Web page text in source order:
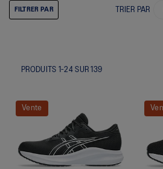
PRODUITS 1-24SUR 139
TRIER PAR
Vente
FILTRER PAR